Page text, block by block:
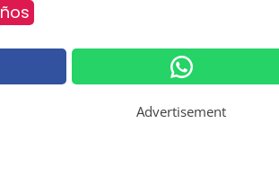
Advertisement